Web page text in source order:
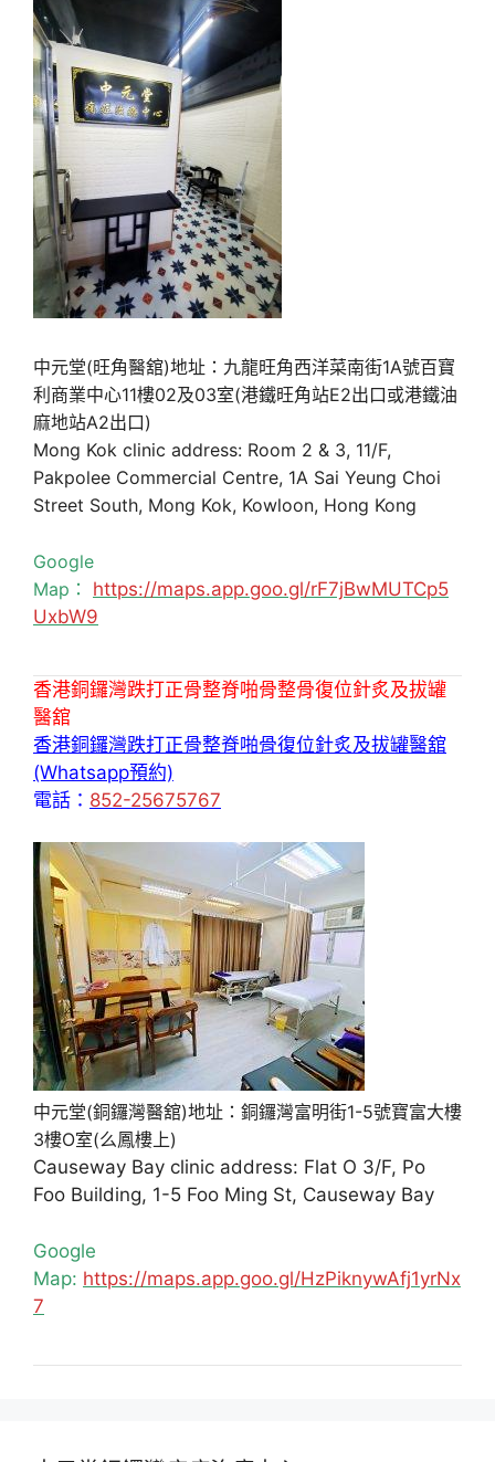
中元堂(旺角醫舘)地址：九龍旺角西洋菜南街1A號百寶
利商業中心11樓02及03室(港鐵旺角站E2出口或港鐵油
麻地站A2出口)
Mong Kok clinic address: Room 2 & 3, 11/F,
Pakpolee Commercial Centre, 1A Sai Yeung Choi
Street South, Mong Kok, Kowloon, Hong Kong
Google
Map： https://maps.app.goo.gl/rF7jBwMUTCp5
UxbW9
香港銅鑼灣跌打正骨整脊啪骨整骨復位針炙及拔罐
醫舘
香港銅鑼灣跌打正骨整脊啪骨復位針炙及拔罐醫舘
(Whatsapp預約)
電話： 852-25675767
中元堂(銅鑼灣醫舘)地址：銅鑼灣富明街1-5號寶富大樓
3樓O室(么鳳樓上)
Causeway Bay clinic address: Flat O 3/F, Po
Foo Building, 1-5 Foo Ming St, Causeway Bay
Google
Map: https://maps.app.goo.gl/HzPiknywAfj1yrNx
7